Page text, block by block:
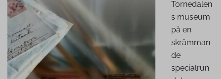
Tornedalen
s museum
på en
skrämman
de
specialrun